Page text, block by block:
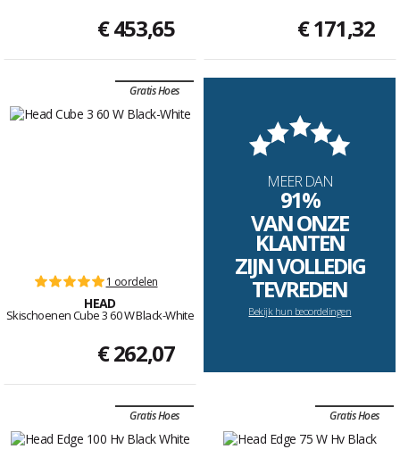
€ 453,65 € 171,32
Gratis Hoes
1 oordelen
HEAD
Skischoenen Cube 3 60 W Black-White
€ 262,07
MEER DAN
91%
VAN ONZE
KLANTEN
ZIJN VOLLEDIG
TEVREDEN
Bekijk hun beoordelingen
Gratis Hoes Gratis Hoes